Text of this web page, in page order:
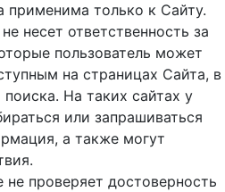
применима только к Сайту.
несет ответственность за
пользователь может
на страницах Сайта, в
На таких сайтах у
или запрашиваться
а также могут
проверяет достоверность